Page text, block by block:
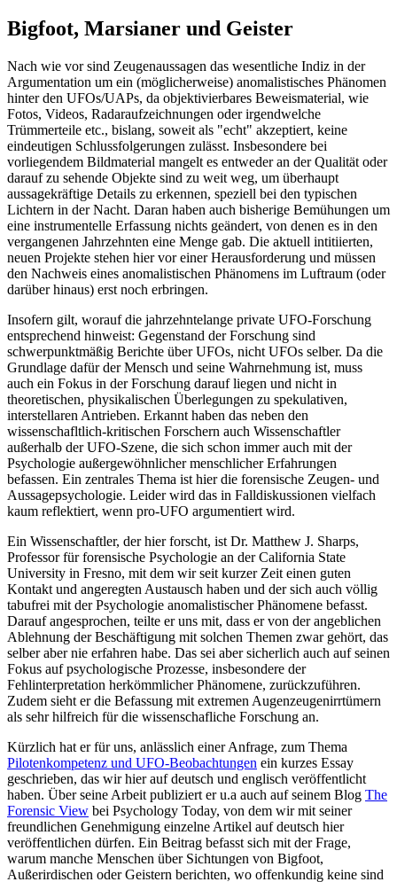
Bigfoot, Marsianer und Geister
Nach wie vor sind Zeugenaussagen das wesentliche Indiz in der
Argumentation um ein (möglicherweise) anomalistisches Phänomen
hinter den UFOs/UAPs, da objektivierbares Beweismaterial, wie
Fotos, Videos, Radaraufzeichnungen oder irgendwelche
Trümmerteile etc., bislang, soweit als "echt" akzeptiert, keine
eindeutigen Schlussfolgerungen zulässt. Insbesondere bei
vorliegendem Bildmaterial mangelt es entweder an der Qualität oder
darauf zu sehende Objekte sind zu weit weg, um überhaupt
aussagekräftige Details zu erkennen, speziell bei den typischen
Lichtern in der Nacht. Daran haben auch bisherige Bemühungen um
eine instrumentelle Erfassung nichts geändert, von denen es in den
vergangenen Jahrzehnten eine Menge gab. Die aktuell intitiierten,
neuen Projekte stehen hier vor einer Herausforderung und müssen
den Nachweis eines anomalistischen Phänomens im Luftraum (oder
darüber hinaus) erst noch erbringen.
Insofern gilt, worauf die jahrzehntelange private UFO-Forschung
entsprechend hinweist: Gegenstand der Forschung sind
schwerpunktmäßig Berichte über UFOs, nicht UFOs selber. Da die
Grundlage dafür der Mensch und seine Wahrnehmung ist, muss
auch ein Fokus in der Forschung darauf liegen und nicht in
theoretischen, physikalischen Überlegungen zu spekulativen,
interstellaren Antrieben. Erkannt haben das neben den
wissenschafltlich-kritischen Forschern auch Wissenschaftler
außerhalb der UFO-Szene, die sich schon immer auch mit der
Psychologie außergewöhnlicher menschlicher Erfahrungen
befassen. Ein zentrales Thema ist hier die forensische Zeugen- und
Aussagepsychologie. Leider wird das in Falldiskussionen vielfach
kaum reflektiert, wenn pro-UFO argumentiert wird.
Ein Wissenschaftler, der hier forscht, ist Dr. Matthew J. Sharps,
Professor für forensische Psychologie an der California State
University in Fresno, mit dem wir seit kurzer Zeit einen guten
Kontakt und angeregten Austausch haben und der sich auch völlig
tabufrei mit der Psychologie anomalistischer Phänomene befasst.
Darauf angesprochen, teilte er uns mit, dass er von der angeblichen
Ablehnung der Beschäftigung mit solchen Themen zwar gehört, das
selber aber nie erfahren habe. Das sei aber sicherlich auch auf seinen
Fokus auf psychologische Prozesse, insbesondere der
Fehlinterpretation herkömmlicher Phänomene, zurückzuführen.
Zudem sieht er die Befassung mit extremen Augenzeugenirrtümern
als sehr hilfreich für die wissenschafliche Forschung an.
Kürzlich hat er für uns, anlässlich einer Anfrage, zum Thema
Pilotenkompetenz und UFO-Beobachtungen ein kurzes Essay
geschrieben, das wir hier auf deutsch und englisch veröffentlicht
haben. Über seine Arbeit publiziert er u.a auch auf seinem Blog The
Forensic View bei Psychology Today, von dem wir mit seiner
freundlichen Genehmigung einzelne Artikel auf deutsch hier
veröffentlichen dürfen. Ein Beitrag befasst sich mit der Frage,
warum manche Menschen über Sichtungen von Bigfoot,
Außerirdischen oder Geistern berichten, wo offenkundig keine sind